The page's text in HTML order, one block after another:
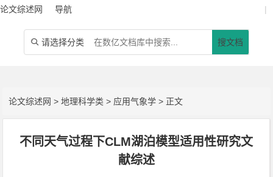
论文综述网 导航 |
 请选择分类 搜文档
论文综述网 >地理科学类 > 应用气象学 > 正文
不同天气过程下CLM湖泊模型适用性研究文
献综述